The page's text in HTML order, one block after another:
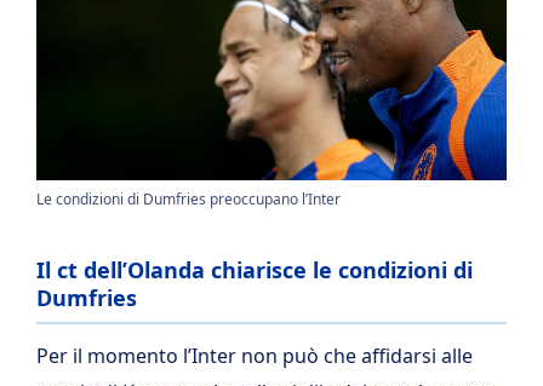
Le condizioni di Dumfries preoccupano l’Inter
Il ct dell’Olanda chiarisce le condizioni di
Dumfries
Per il momento l’Inter non può che affidarsi alle